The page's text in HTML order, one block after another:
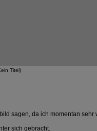
Titel)
sagen, da ich momentan
sich gebracht.